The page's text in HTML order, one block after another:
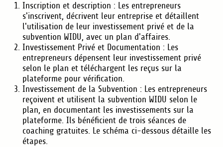
Inscription et description : Les entrepreneurs
s'inscrivent, décrivent leur entreprise et détaillent
l'utilisation de leur investissement privé et de la
subvention WIDU, avec un plan d'affaires.
Investissement Privé et Documentation : Les
entrepreneurs dépensent leur investissement privé
selon le plan et téléchargent les reçus sur la
plateforme pour vérification.
Investissement de la Subvention : Les entrepreneurs
reçoivent et utilisent la subvention WIDU selon le
plan, en documentant les investissements sur la
plateforme. Ils bénéficient de trois séances de
coaching gratuites. Le schéma ci-dessous détaille les
étapes.